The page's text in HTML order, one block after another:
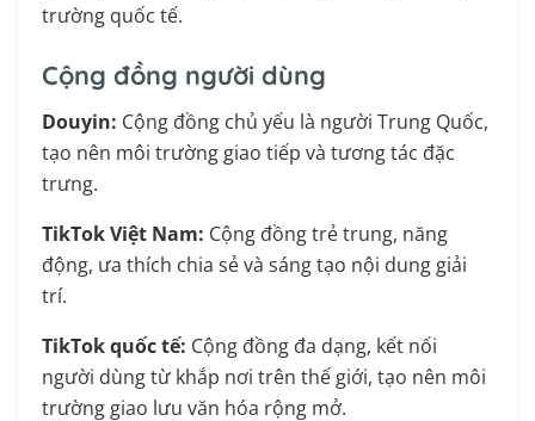
trường quốc tế.
Cộng đồng người dùng
Douyin: Cộng đồng chủ yếu là người Trung Quốc,
tạo nên môi trường giao tiếp và tương tác đặc
trưng.
TikTok Việt Nam: Cộng đồng trẻ trung, năng
động, ưa thích chia sẻ và sáng tạo nội dung giải
trí.
TikTok quốc tế: Cộng đồng đa dạng, kết nối
người dùng từ khắp nơi trên thế giới, tạo nên môi
trường giao lưu văn hóa rộng mở.